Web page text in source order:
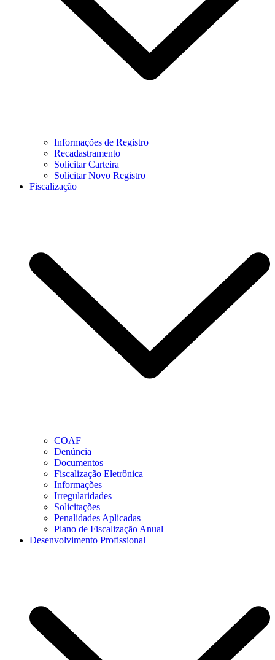
Informações de Registro
Recadastramento
Solicitar Carteira
Solicitar Novo Registro
Fiscalização
COAF
Denúncia
Documentos
Fiscalização Eletrônica
Informações
Irregularidades
Solicitações
Penalidades Aplicadas
Plano de Fiscalização Anual
Desenvolvimento Profissional